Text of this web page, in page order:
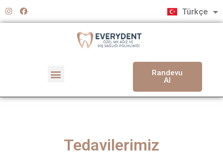
Türkçe
Deutsch
Randevu
Al
Tedavilerimiz